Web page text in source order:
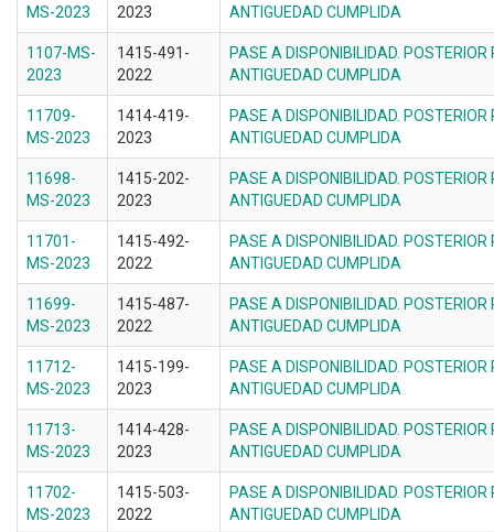
MS-2023 2023 ANTIGUEDAD CUMPLIDA
1107-MS-
2023
1415-491-
2022
PASE A DISPONIBILIDAD.
ANTIGUEDAD CUMPLIDA
11709-
MS-2023
1414-419-
2023
PASE A DISPONIBILIDAD.
ANTIGUEDAD CUMPLIDA
11698-
MS-2023
1415-202-
2023
PASE A DISPONIBILIDAD.
ANTIGUEDAD CUMPLIDA
11701-
MS-2023
1415-492-
2022
PASE A DISPONIBILIDAD.
ANTIGUEDAD CUMPLIDA
11699-
MS-2023
1415-487-
2022
PASE A DISPONIBILIDAD.
ANTIGUEDAD CUMPLIDA
11712-
MS-2023
1415-199-
2023
PASE A DISPONIBILIDAD.
ANTIGUEDAD CUMPLIDA
11713-
MS-2023
1414-428-
2023
PASE A DISPONIBILIDAD.
ANTIGUEDAD CUMPLIDA
11702-
MS-2023
1415-503-
2022
PASE A DISPONIBILIDAD.
ANTIGUEDAD CUMPLIDA